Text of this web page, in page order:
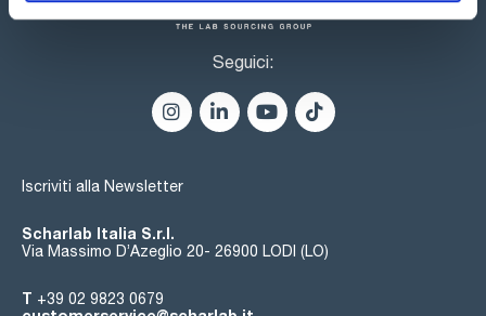
Seguici:
Iscriviti alla Newsletter
Scharlab Italia S.r.l.
Via Massimo D’Azeglio 20- 26900 LODI (LO)
T +39 02 9823 0679